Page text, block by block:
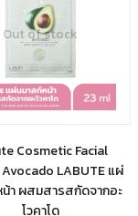
Out of stock
Cosmetic Facial
LABUTE แผ่
า ผสมสารสกัดจากอะ
โวคาโด